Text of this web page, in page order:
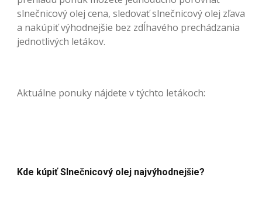
slnečnicový olej cena, sledovať slnečnicový olej zľava
a nakúpiť výhodnejšie bez zdĺhavého prechádzania
jednotlivých letákov.
Aktuálne ponuky nájdete v týchto letákoch:
Kde kúpiť Slnečnicový olej najvýhodnejšie?